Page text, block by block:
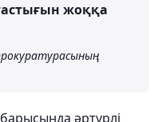
жоққа
әртүрлі